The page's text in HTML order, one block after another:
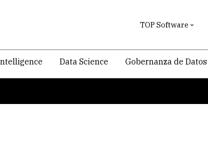
TOP Software
Data Science Gobernanza de Datos